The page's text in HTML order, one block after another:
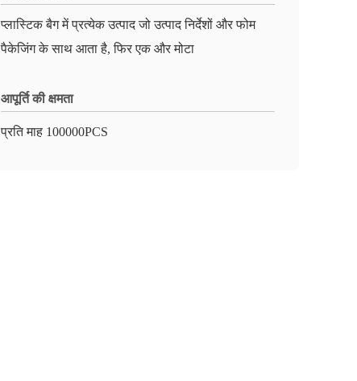
प्लास्टिक बैग में प्रत्येक उत्पाद जो उत्पाद निर्देशों और फोम
पैकेजिंग के साथ आता है, फिर एक और मोटा
आपूर्ति की क्षमता
प्रति माह 100000PCS